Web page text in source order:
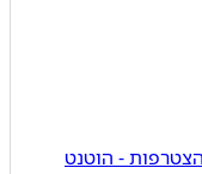
- הוטנט